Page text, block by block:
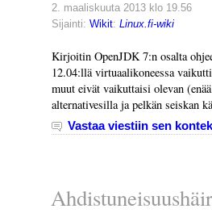
2. maaliskuuta 2013 klo 19.56
Sijainti: Wikit: Linux.fi-wiki
Kirjoitin OpenJDK 7:n osalta
12.04:llä virtuaalikoneessa
muut eivät vaikuttaisi olevan
alternativesilla ja pelkän seiskan
Vastaa viestiin sen